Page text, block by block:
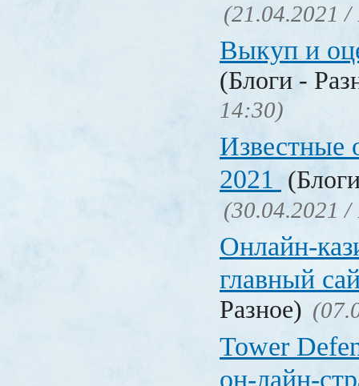
(21.04.2021 /
Выкуп и
(Блоги -
14:30)
Известные
2021
(30.04.2021 /
Онлайн-
главный
Разное)
Tower
он-лайн-